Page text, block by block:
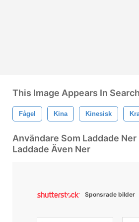
This Image Appears In
Fågel Kina Kinesisk
Användare Som Laddade Ner
Laddade Även Ner
Sponsrade bilder